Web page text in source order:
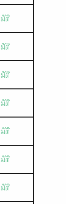
ติ
ติ
ติ
ติ
ติ
ติ
ติ